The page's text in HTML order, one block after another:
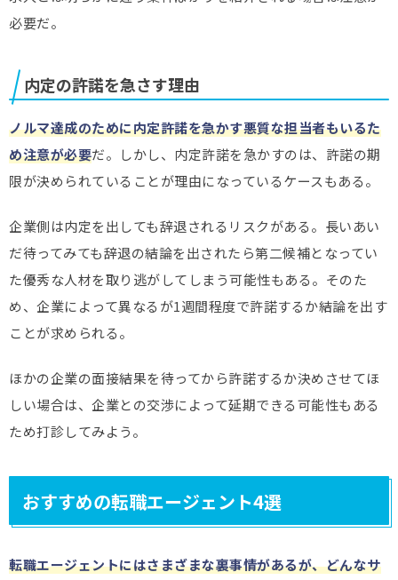
必要だ。
内定の許諾を急さす理由
ノルマ達成のために内定許諾を急かす悪質な担当者もいるた
め注意が必要だ。しかし、内定許諾を急かすのは、許諾の期
限が決められていることが理由になっているケースもある。
企業側は内定を出しても辞退されるリスクがある。長いあい
だ待ってみても辞退の結論を出されたら第二候補となってい
た優秀な人材を取り逃がしてしまう可能性もある。そのた
め、企業によって異なるが1週間程度で許諾するか結論を出す
ことが求められる。
ほかの企業の面接結果を待ってから許諾するか決めさせてほ
しい場合は、企業との交渉によって延期できる可能性もある
ため打診してみよう。
おすすめの転職エージェント4選
転職エージェントにはさまざまな裏事情があるが、どんなサ